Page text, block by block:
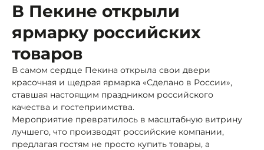
В Пекине открыли
ярмарку российских
товаров
В самом сердце Пекина открыла свои двери
красочная и щедрая ярмарка «Сделано в России»,
ставшая настоящим праздником российского
качества и гостеприимства.
Мероприятие превратилось в масштабную витрину
лучшего, что производят российские компании,
предлагая гостям не просто купить товары, а